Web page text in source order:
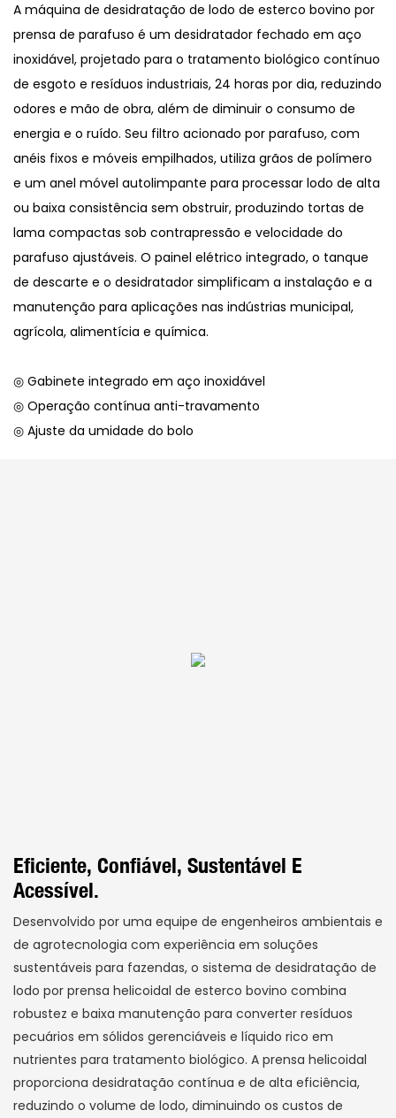
A máquina de desidratação de lodo de esterco bovino por
prensa de parafuso é um desidratador fechado em aço
inoxidável, projetado para o tratamento biológico contínuo
de esgoto e resíduos industriais, 24 horas por dia, reduzindo
odores e mão de obra, além de diminuir o consumo de
energia e o ruído. Seu filtro acionado por parafuso, com
anéis fixos e móveis empilhados, utiliza grãos de polímero
e um anel móvel autolimpante para processar lodo de alta
ou baixa consistência sem obstruir, produzindo tortas de
lama compactas sob contrapressão e velocidade do
parafuso ajustáveis. O painel elétrico integrado, o tanque
de descarte e o desidratador simplificam a instalação e a
manutenção para aplicações nas indústrias municipal,
agrícola, alimentícia e química.
◎ Gabinete integrado em aço inoxidável
◎ Operação contínua anti-travamento
◎ Ajuste da umidade do bolo
Eficiente, Confiável, Sustentável E
Acessível.
Desenvolvido por uma equipe de engenheiros ambientais e
de agrotecnologia com experiência em soluções
sustentáveis ​​para fazendas, o sistema de desidratação de
lodo por prensa helicoidal de esterco bovino combina
robustez e baixa manutenção para converter resíduos
pecuários em sólidos gerenciáveis ​​e líquido rico em
nutrientes para tratamento biológico. A prensa helicoidal
proporciona desidratação contínua e de alta eficiência,
reduzindo o volume de lodo, diminuindo os custos de